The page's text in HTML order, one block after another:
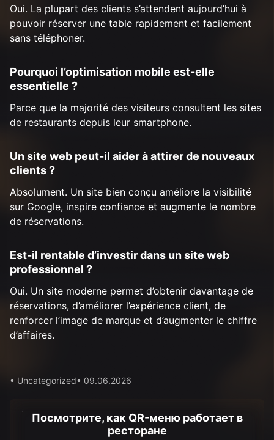
Oui. La plupart des clients s’attendent aujourd’hui à
pouvoir réserver une table rapidement et facilement
sans téléphoner.
Pourquoi l’optimisation mobile est-elle
essentielle ?
Parce que la majorité des visiteurs consultent les sites
de restaurants depuis leur smartphone.
Un site web peut-il aider à attirer de nouveaux
clients ?
Absolument. Un site bien conçu améliore la visibilité
sur Google, inspire confiance et augmente le nombre
de réservations.
Est-il rentable d’investir dans un site web
professionnel ?
Oui. Un site moderne permet d’obtenir davantage de
réservations, d’améliorer l’expérience client, de
renforcer l’image de marque et d’augmenter le chiffre
d’affaires.
• Uncategorized• 09.06.2026
Посмотрите, как QR-меню работает в
ресторане